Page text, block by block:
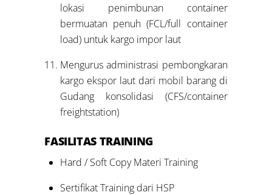
lokasi penimbunan container
bermuatan penuh (FCL/full container
load) untuk kargo impor laut
Mengurus administrasi pembongkaran
kargo ekspor laut dari mobil barang di
Gudang konsolidasi (CFS/container
freightstation)
FASILITAS TRAINING
Hard / Soft Copy Materi Training
Sertifikat Training dari HSP